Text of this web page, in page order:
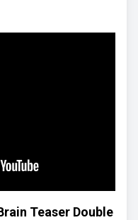
Teaser Double